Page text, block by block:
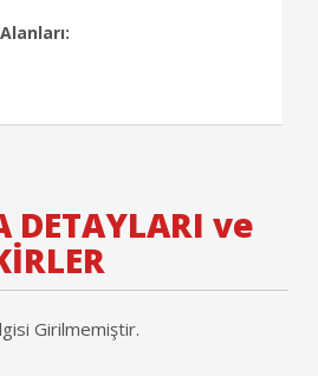
DETAYLARI ve
Girilmemiştir.